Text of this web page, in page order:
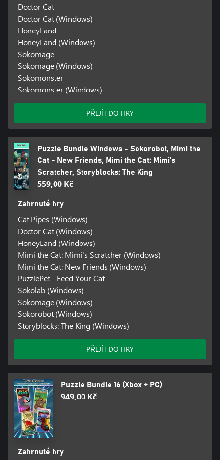
Doctor Cat
Doctor Cat (Windows)
HoneyLand
HoneyLand (Windows)
Sokomage
Sokomage (Windows)
Sokomonster
Sokomonster (Windows)
PŘEJÍT DO HRY
Puzzle Bundle Windows - Sokorobot, Mimi the
Cat - New Friends, Mimi the Cat: Mimi's
Scratcher, Storyblocks: The King
559,00 Kč
Zahrnuté hry
Cat Pipes (Windows)
Doctor Cat (Windows)
HoneyLand (Windows)
Mimi the Cat: Mimi's Scratcher (Windows)
Mimi the Cat: New Friends (Windows)
PuzzlePet - Feed Your Cat
Sokolab (Windows)
Sokomage (Windows)
Sokorobot (Windows)
Storyblocks: The King (Windows)
PŘEJÍT DO HRY
Puzzle Bundle 16 (Xbox + PC)
949,00 Kč
Zahrnuté hry